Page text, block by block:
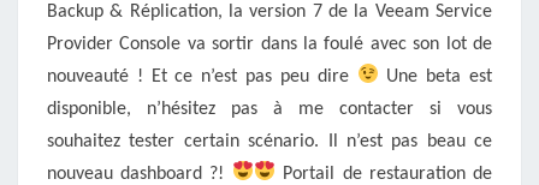
Backup & Réplication, la version 7 de la Veeam Service
Provider Console va sortir dans la foulé avec son lot de
nouveauté ! Et ce n’est pas peu dire
Une beta est
disponible, n’hésitez pas à me contacter si vous
souhaitez tester certain scénario. Il n’est pas beau ce
nouveau dashboard ?!
Portail de restauration de